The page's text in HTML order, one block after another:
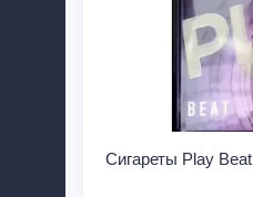
Сигареты Play Beat